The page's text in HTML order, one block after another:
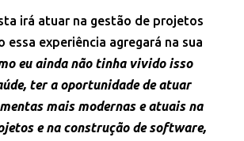
irá atuar na gestão de projetos
essa experiência agregará na sua
eu ainda não tinha vivido isso
ter a oportunidade de atuar
mais modernas e atuais na
e na construção de software,